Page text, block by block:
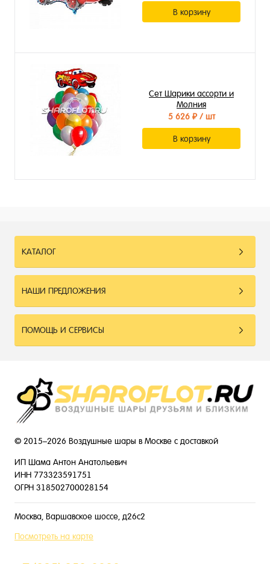
В корзину
Сет Шарики ассорти и
Молния
5 626 ₽/ шт
В корзину
КАТАЛОГ
НАШИ ПРЕДЛОЖЕНИЯ
ПОМОЩЬ И СЕРВИСЫ
© 2015–2026 Воздушные шары в Москве с доставкой
ИП Шама Антон Анатольевич
ИНН 773323591751
ОГРН 318502700028154
Москва, Варшавское шоссе, д26с2
Посмотреть на карте